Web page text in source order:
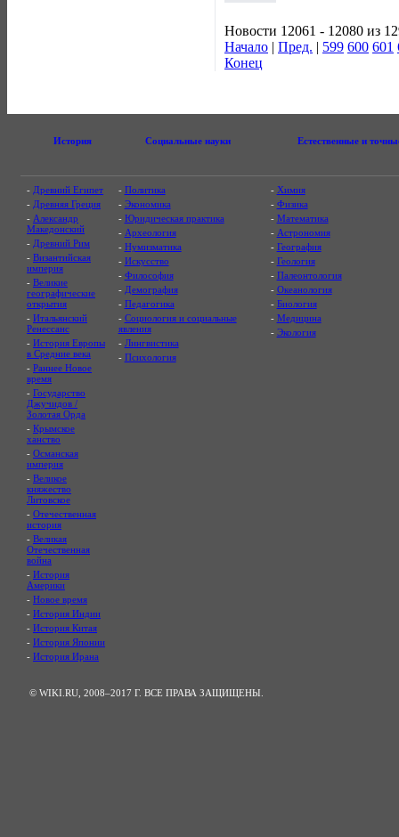
Новости 12061 - 12080 из
Начало | Пред. | 599 600 601
Конец
История Социальные науки Естественные и
- Древний Египет
- Древняя Греция
- Александр
Македонский
- Древний Рим
- Византийская
империя
- Великие
географические
открытия
- Итальянский
Ренессанс
- История Европы
в Средние века
- Раннее Новое
время
- Государство
Джучидов /
Золотая Орда
- Крымское
ханство
- Османская
империя
- Великое
княжество
Литовское
- Отечественная
история
- Великая
Отечественная
война
- История
Америки
- Новое время
- История Индии
- История Китая
- История Японии
- История Ирана
- Политика
- Экономика
- Юридическая практика
- Археология
- Нумизматика
- Искусство
- Философия
- Демография
- Педагогика
- Социология и социальные
явления
- Лингвистика
- Психология
- Химия
- Физика
- Математика
- Астрономия
- География
- Геология
- Палеонтология
- Океанология
- Биология
- Медицина
- Экология
© WIKI.RU, 2008–2017 Г. ВСЕ ПРАВА ЗАЩИЩЕНЫ.